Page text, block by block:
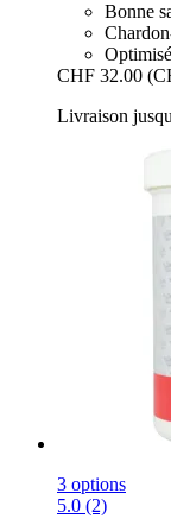
Bonne
CHF 32.00
Livraison
3 options
5.0 (2)